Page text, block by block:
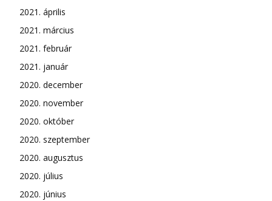
2021. április
2021. március
2021. február
2021. január
2020. december
2020. november
2020. október
2020. szeptember
2020. augusztus
2020. július
2020. június